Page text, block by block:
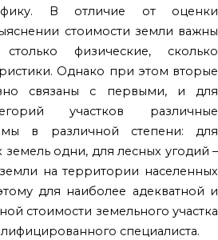
В отличие от оценки
стоимости земли важны
физические, сколько
Однако при этом вторые
связаны с первыми, и для
участков различные
в различной степени: для
земель одни, для лесных угодий –
на территории населенных
для наиболее адекватной и
стоимости земельного участка
специалиста.